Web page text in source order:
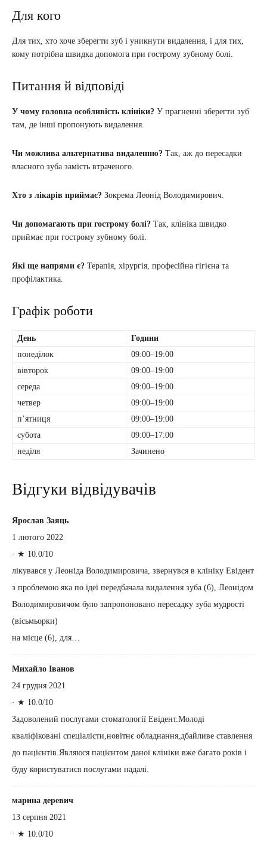
Для кого
Для тих, хто хоче зберегти зуб і уникнути видалення, і для тих,
кому потрібна швидка допомога при гострому зубному болі.
Питання й відповіді
У чому головна особливість клініки? У прагненні зберегти зуб
там, де інші пропонують видалення.
Чи можлива альтернатива видаленню? Так, аж до пересадки
власного зуба замість втраченого.
Хто з лікарів приймає? Зокрема Леонід Володимирович.
Чи допомагають при гострому болі? Так, клініка швидко
приймає при гострому зубному болі.
Які ще напрями є? Терапія, хірургія, професійна гігієна та
профілактика.
Графік роботи
День
Години
понеділок
09:00–19:00
вівторок
09:00–19:00
середа
09:00–19:00
четвер
09:00–19:00
пʼятниця
09:00–19:00
субота
09:00–17:00
неділя
Зачинено
Відгуки відвідувачів
Ярослав Заяць
1 лютого 2022
· ★ 10.0/10
лікувався у Леоніда Володимировича, звернувся в клініку Евідент
з проблемою яка по ідеї передбачала видалення зуба (6), Леонідом
Володимировичом було запропоновано пересадку зуба мудрості
(вісьмьорки)
на місце (6), для…
Михайло Іванов
24 грудня 2021
· ★ 10.0/10
Задоволений послугами стоматології Евідент.Молоді
кваліфіковані спеціалісти,новітнє обладнання,дбайливе ставлення
до пацієнтів.Являюся пацієнтом даної клініки вже багато років і
буду користуватися послугами надалі.
марина деревич
13 серпня 2021
· ★ 10.0/10